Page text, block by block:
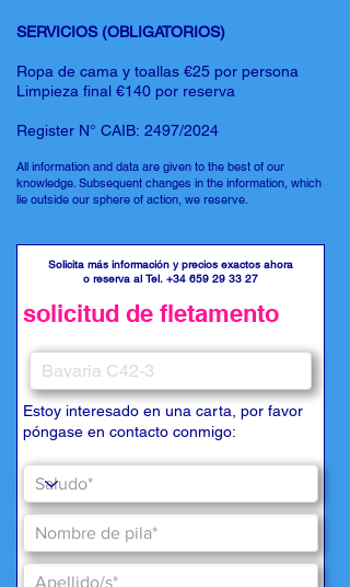
SERVICIOS (OBLIGATORIOS)
Ropa de cama y toallas €25 por persona
Limpieza final €140 por reserva
Register N° CAIB: 2497/2024
All information and data are given to the best of our
knowledge. Subsequent changes in the information, which
lie outside our sphere of action, we reserve.
Solicita más información y precios exactos ahora
o reserva al Tel. +34 659 29 33 27
solicitud de fletamento
Estoy interesado en una carta, por favor
póngase en contacto conmigo: